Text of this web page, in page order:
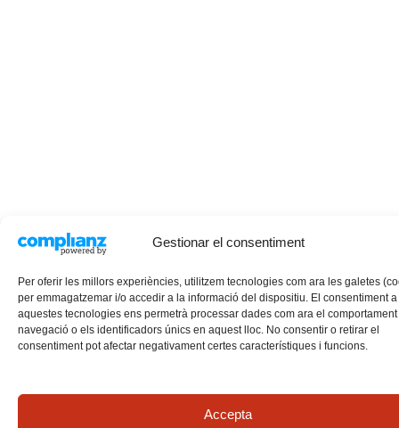
Gestionar el consentiment
Per oferir les millors experiències, utilitzem tecnologies com ara les galetes
per emmagatzemar i/o accedir a la informació del dispositiu. El consentiment a
aquestes tecnologies ens permetrà processar dades com ara el
navegació o els identificadors únics en aquest lloc. No consentir o retirar el
consentiment pot afectar negativament certes característiques i funcions.
Accepta